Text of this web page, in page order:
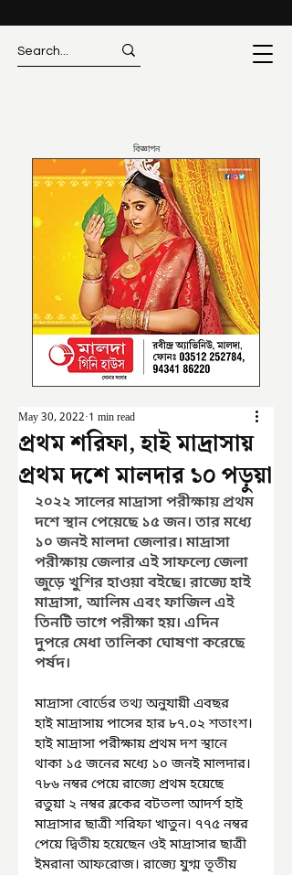
বিজ্ঞাপন
প্রথম শরিফা, হাই মাদ্রাসায়
প্রথম দশে মালদার ১০ পড়ুয়া
May 30, 2022 1 min read
২০২২ সালের মাদ্রাসা পরীক্ষায় প্রথম
দশে স্থান পেয়েছে ১৫ জন। তার মধ্যে
১০ জনই মালদা জেলার। মাদ্রাসা
পরীক্ষায় জেলার এই সাফল্যে জেলা
জুড়ে খুশির হাওয়া বইছে। রাজ্যে হাই
মাদ্রাসা, আলিম এবং ফাজিল এই
তিনটি ভাগে পরীক্ষা হয়। এদিন
দুপরে মেধা তালিকা ঘোষণা করেছে
পর্ষদ।
মাদ্রাসা বোর্ডের তথ্য অনুযায়ী এবছর
হাই মাদ্রাসায় পাসের হার ৮৭.০২ শতাংশ।
হাই মাদ্রাসা পরীক্ষায় প্রথম দশ স্থানে
থাকা ১৫ জনের মধ্যে ১০ জনই মালদার।
৭৮৬ নম্বর পেয়ে রাজ্যে প্রথম হয়েছে
রতুয়া ২ নম্বর ব্লকের বটতলা আদর্শ হাই
মাদ্রাসার ছাত্রী শরিফা খাতুন। ৭৭৫ নম্বর
পেয়ে দ্বিতীয় হয়েছেন ওই মাদ্রাসার ছাত্রী
ইমরানা আফরোজ। রাজ্যে যুগ্ম তৃতীয়